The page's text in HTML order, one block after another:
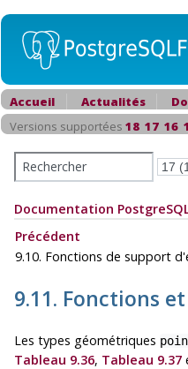
Accueil Actualités
Versions supportées 18 17 16
Documentation
Précédent
9.10. Fonctions de support
9.11. Fonctions
Les types géométriques
Tableau 9.36, Tableau 9.37